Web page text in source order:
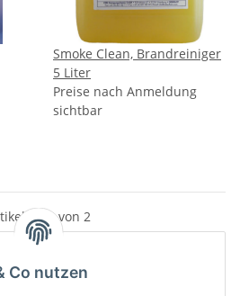
Smoke Clean, Brandreiniger
5 Liter
Preise nach Anmeldung
sichtbar
1 - 2 von 2
Co nutzen